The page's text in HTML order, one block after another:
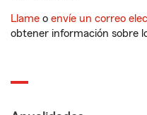
Llame o envíe un correo
obtener información sobre